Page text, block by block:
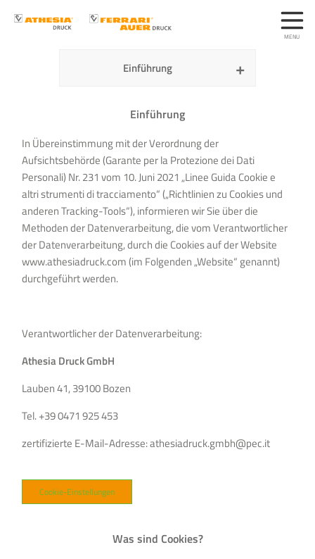
Einführung
Einführung
In Übereinstimmung mit der Verordnung der
Aufsichtsbehörde (Garante per la Protezione dei Dati
Personali) Nr. 231 vom 10. Juni 2021 „Linee Guida Cookie e
altri strumenti di tracciamento“ („Richtlinien zu Cookies und
anderen Tracking-Tools“), informieren wir Sie über die
Methoden der Datenverarbeitung, die vom Verantwortlicher
der Datenverarbeitung, durch die Cookies auf der Website
www.athesiadruck.com(im Folgenden „Website“ genannt)
durchgeführt werden.
Verantwortlicher der Datenverarbeitung:
Athesia Druck GmbH
Lauben 41, 39100 Bozen
Tel. +39 0471 925 453
zertifizierte E-Mail-Adresse:athesiadruck.gmbh@pec.it
Cookie-Einstellungen
Was sind Cookies?